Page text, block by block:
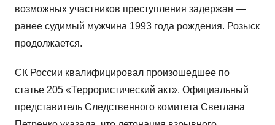
возможных участников преступления задержан —
ранее судимый мужчина 1993 года рождения. Розыск
продолжается.
СК России квалифицировал произошедшее по
статье 205 «Террористический акт». Официальный
представитель Следственного комитета Светлана